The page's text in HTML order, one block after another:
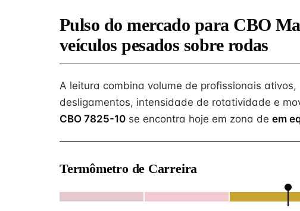
Pulso do mercado para CBO
veículos pesados sobre rodas
A leitura combina volume de profissionais
desligamentos, intensidade de rotatividade e
CBO 7825-10 se encontra hoje em zona de em
Termômetro de Carreira